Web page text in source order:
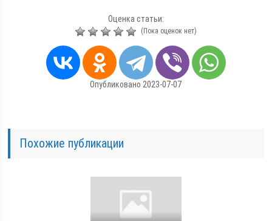
Оценка статьи:
(Пока оценок нет)
Опубликовано 2023-07-07
Похожие публикации